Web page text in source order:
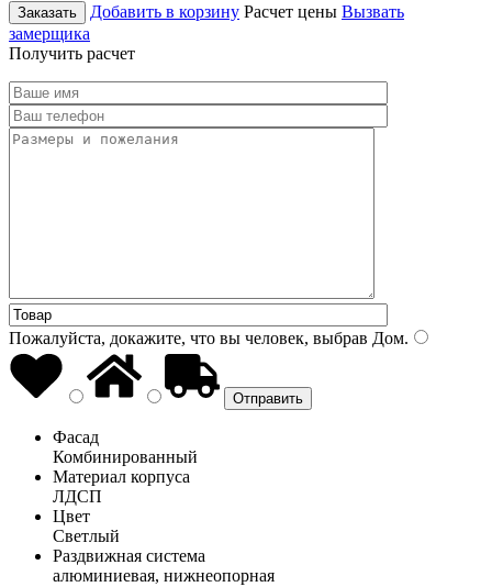
Заказать Добавить в корзину Расчет цены Вызвать
замерщика
Получить расчет
Пожалуйста, докажите, что вы человек, выбрав Дом.
Фасад
Комбинированный
Материал корпуса
ЛДСП
Цвет
Светлый
Раздвижная система
алюминиевая, нижнеопорная